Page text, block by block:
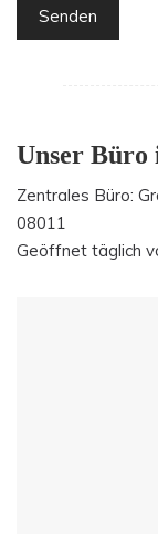
Unser Büro
Zentrales Büro:
08011
Geöffnet täglich